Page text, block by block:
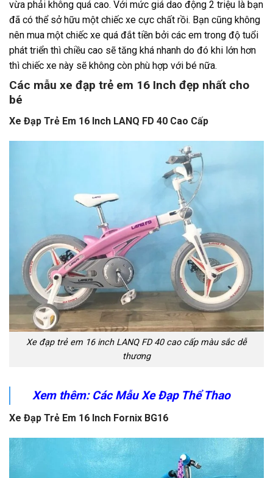
vừa phải không quá cao. Với mức giá dao động 2 triệu là bạn
đã có thể sở hữu một chiếc xe cực chất rồi. Bạn cũng không
nên mua một chiếc xe quá đắt tiền bởi các em trong độ tuổi
phát triển thì chiều cao sẽ tăng khá nhanh do đó khi lớn hơn
thì chiếc xe này sẽ không còn phù hợp với bé nữa.
Các mẫu xe đạp trẻ em 16 Inch đẹp nhất cho
bé
Xe Đạp Trẻ Em 16 Inch LANQ FD 40 Cao Cấp
Xe đạp trẻ em 16 inch LANQ FD 40 cao cấp màu sắc dễ
thương
Xem thêm: Các Mẫu Xe Đạp Thể Thao
Xe Đạp Trẻ Em 16 Inch Fornix BG16